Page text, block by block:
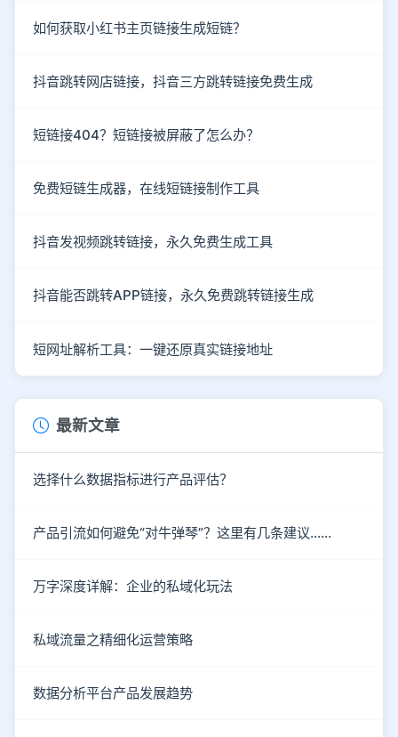
如何获取小红书主页链接生成短链？
抖音跳转网店链接，抖音三方跳转链接免费生成
短链接404？短链接被屏蔽了怎么办？
免费短链生成器，在线短链接制作工具
抖音发视频跳转链接，永久免费生成工具
抖音能否跳转APP链接，永久免费跳转链接生成
短网址解析工具：一键还原真实链接地址
最新文章
选择什么数据指标进行产品评估？
产品引流如何避免“对牛弹琴”？这里有几条建议……
万字深度详解：企业的私域化玩法
私域流量之精细化运营策略
数据分析平台产品发展趋势